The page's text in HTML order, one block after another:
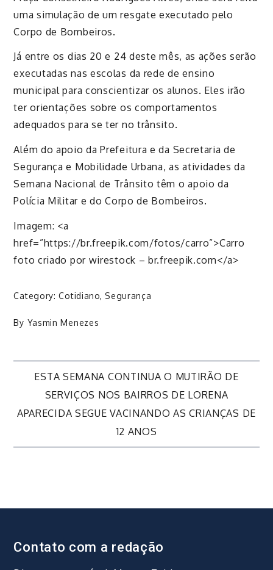
uma simulação de um resgate executado pelo
Corpo de Bombeiros.
Já entre os dias 20 e 24 deste mês, as ações serão
executadas nas escolas da rede de ensino
municipal para conscientizar os alunos. Eles irão
ter orientações sobre os comportamentos
adequados para se ter no trânsito.
Além do apoio da Prefeitura e da Secretaria de
Segurança e Mobilidade Urbana, as atividades da
Semana Nacional de Trânsito têm o apoio da
Polícia Militar e do Corpo de Bombeiros.
Imagem: <a
href=”https://br.freepik.com/fotos/carro”>Carro
foto criado por wirestock – br.freepik.com</a>
Category:Cotidiano, Segurança
By Yasmin Menezes
Navegação
de
Post
ESTA SEMANA CONTINUA O MUTIRÃO DE
SERVIÇOS NOS BAIRROS DE LORENA
APARECIDA SEGUE VACINANDO AS CRIANÇAS DE
12 ANOS
Contato com a redação